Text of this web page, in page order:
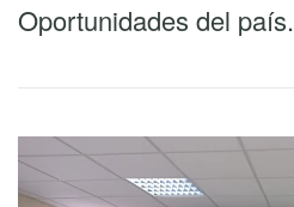
Oportunidades del país.